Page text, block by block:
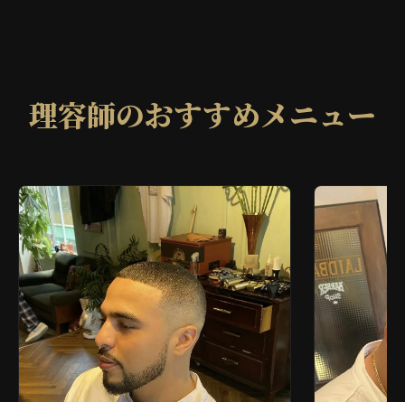
理容師のおすすめメニュー